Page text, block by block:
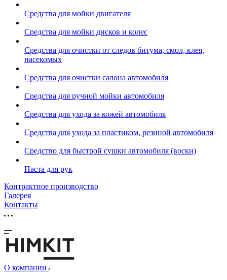
Средства для мойки двигателя
Средства для мойки дисков и колес
Средства для очистки от следов битума, смол, клея,
насекомых
Средства для очистки салона автомобиля
Средства для ручной мойки автомобиля
Средства для ухода за кожей автомобиля
Средства для ухода за пластиком, резиной автомобиля
Средство для быстрой сушки автомобиля (воски)
Паста для рук
Контрактное производство
Галерея
Контакты
О компании